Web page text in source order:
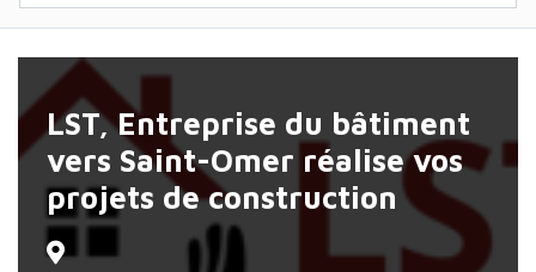
LST, Entreprise du bâtiment
vers Saint-Omer réalise vos
projets de construction